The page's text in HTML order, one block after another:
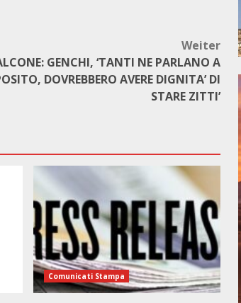
Weiter
GENCHI, ‘TANTI NE PARLANO A
DOVREBBERO AVERE DIGNITA’ DI
STARE ZITTI’
Comunicati Stampa